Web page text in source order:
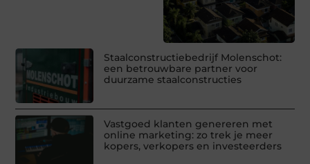
Staalconstructiebedrijf Molenschot:
een betrouwbare partner voor
duurzame staalconstructies
Vastgoed klanten genereren met
online marketing: zo trek je meer
kopers, verkopers en investeerders